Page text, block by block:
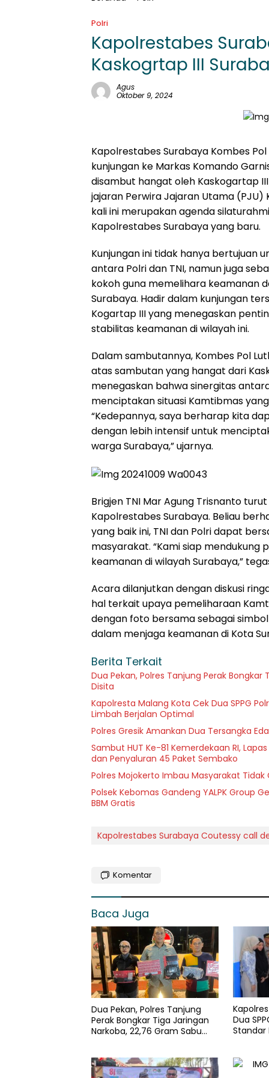
Polri
Kapolrestabes
Kaskogrtap III
Agus
Oktober 9, 2024
Kapolrestabes Surabaya Kombes Pol
kunjungan ke Markas Komando
disambut hangat oleh Kaskogartap
jajaran Perwira Jajaran Utama
kali ini merupakan agenda
Kapolrestabes Surabaya yang baru.
Kunjungan ini tidak hanya bertujuan
antara Polri dan TNI, namun juga
kokoh guna memelihara keamanan
Surabaya. Hadir dalam kunjungan
Kogartap III yang menegaskan
stabilitas keamanan di wilayah ini.
Dalam sambutannya, Kombes Pol
atas sambutan yang hangat dari
menegaskan bahwa sinergitas
menciptakan situasi Kamtibmas
“Kedepannya, saya berharap kita
dengan lebih intensif untuk
warga Surabaya,” ujarnya.
Brigjen TNI Mar Agung Trisnanto
Kapolrestabes Surabaya. Beliau
yang baik ini, TNI dan Polri dapat
masyarakat. “Kami siap
keamanan di wilayah Surabaya,”
Acara dilanjutkan dengan diskusi
hal terkait upaya pemeliharaan
dengan foto bersama sebagai
dalam menjaga keamanan di Kota
Berita Terkait
Dua Pekan, Polres Tanjung Perak
Disita
Kapolresta Malang Kota Cek Dua SPPG
Limbah Berjalan Optimal
Polres Gresik Amankan Dua Tersangka
Sambut HUT Ke-81 Kemerdekaan RI,
dan Penyaluran 45 Paket Sembako
Polres Mojokerto Imbau Masyarakat Tidak
Polsek Kebomas Gandeng YALPK Group
BBM Gratis
Kapolrestabes Surabaya Coutessy call
Komentar
Baca Juga
Dua Pekan, Polres Tanjung
Perak Bongkar Tiga Jaringan
Narkoba, 22,76 Gram Sabu
Dua
Standar